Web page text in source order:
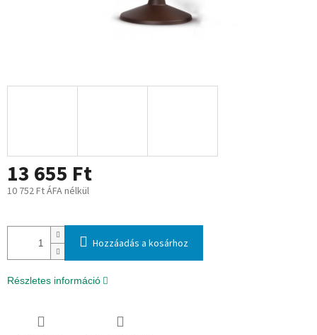
13 655 Ft
10 752 Ft ÁFA nélkül
Hozzáadás a kosárhoz
Részletes információ